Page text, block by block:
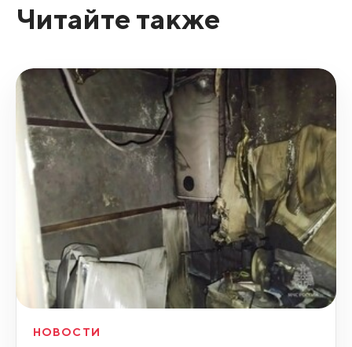
Читайте также
НОВОСТИ